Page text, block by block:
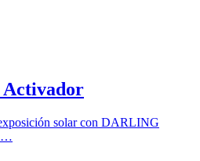
Activador
solar con DARLING
…